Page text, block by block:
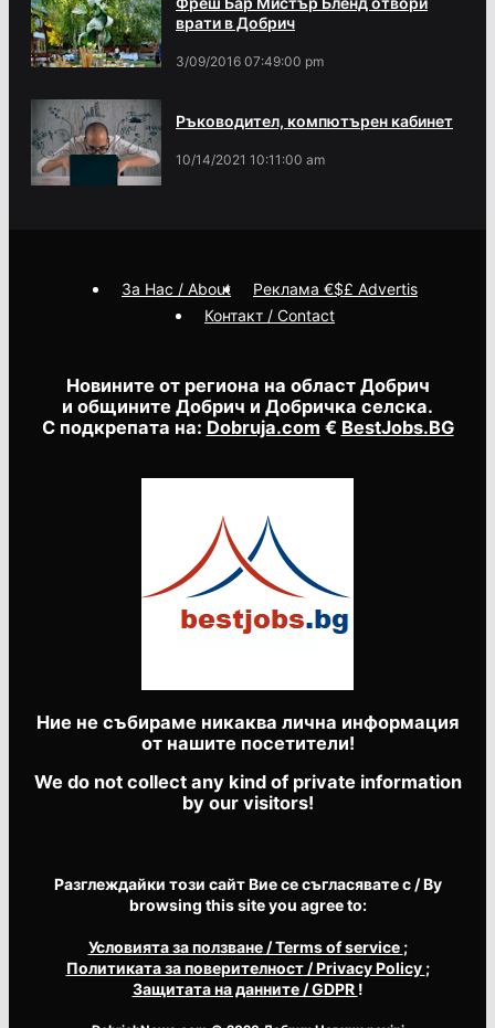
врати в Добрич
3/09/2016 07:49:00 pm
Ръководител, компютърен кабинет
10/14/2021 10:11:00 am
Новините от региона на област Добрич
и общините Добрич и Добричка селска.
С подкрепата на: Dobruja.com € BestJobs.BG
Ние не събираме никаква лична информация
от нашите посетители!
We do not collect any kind of private information
by our visitors!
Разглеждайки този сайт Вие се съгласявате с / By
browsing this site you agree to:
Условията за ползване/ Terms of service ;
Политиката за поверителност/ Privacy Policy ;
Защитата на данните/ GDPR !
За Нас / About
Реклама €$£ Advertis
Контакт / Contact